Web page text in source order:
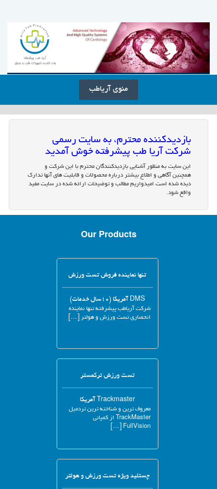
منوی آریاطب
بازدیدکننده محترم، به سایت رسمی
شرکت آریا طب پیشرفته خوش آمدید
این سایت به منظور آشنایی بازدیدکنندگان محترم با این شرکت و
همچنین آگاهی و اطلاع بیشتر درباره محصولات و قابلیت های آنها تدارک
دیده شده است امیدواریم مطالب و توضیحات ارائه شده در سایت مفید
واقع شود.
Our Products
تنها نماینده فروش تست ورزش
DMS آمریکا (۱۰سال خدمات)
شرکت آریاطب پیشرفته تنها نماینده
انحصاری تست ورزش و هولتر […]
تست ورزش ترکمستر
Trackmaster آمریکا
معروف ترین و شناخته ترین تردمیل
TrackMaster از کمپانی
FullVision […]
چستلید ویژه تست ورزش و هولتر